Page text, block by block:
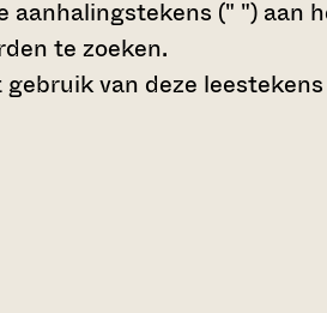
aanhalingstekens (" ") aan
te zoeken.
van deze